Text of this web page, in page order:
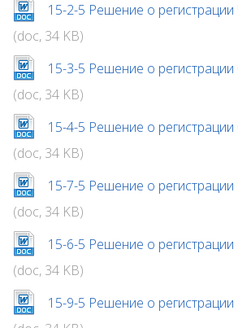
15-2-5 Решение о регистрации
(doc, 34 KB)
15-3-5 Решение о регистрации
(doc, 34 KB)
15-4-5 Решение о регистрации
(doc, 34 KB)
15-7-5 Решение о
(doc, 34 KB)
15-6-5 Решение о
(doc, 34 KB)
15-9-5 Решение о